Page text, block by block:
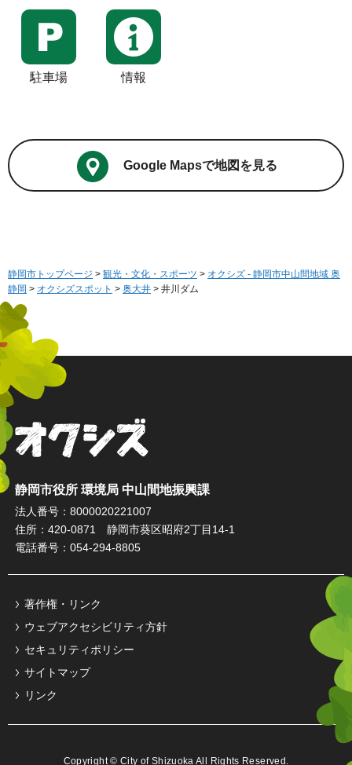
駐車場 情報
Google Mapsで地図を見る
静岡市トップページ > 観光・文化・スポーツ > オクシズ - 静岡市中山間地域 奥
静岡 > オクシズスポット > 奥大井 > 井川ダム
静岡市役所 環境局 中山間地振興課
法人番号：8000020221007
住所：420-0871 静岡市葵区昭府2丁目14-1
電話番号：054-294-8805
著作権・リンク
ウェブアクセシビリティ方針
セキュリティポリシー
サイトマップ
リンク
Copyright © City of Shizuoka All Rights Reserved.